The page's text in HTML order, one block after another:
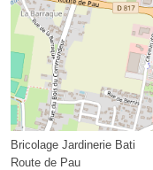
Bricolage Jardinerie Bati
Route de Pau